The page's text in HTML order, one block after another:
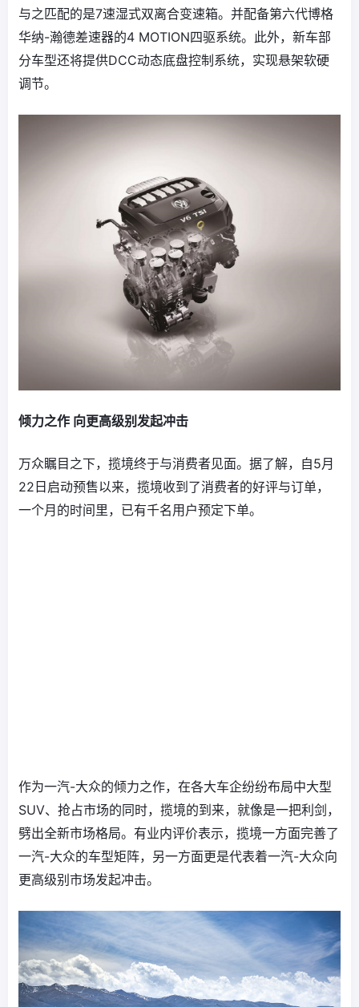
与之匹配的是7速湿式双离合变速箱。并配备第六代博格
华纳-瀚德差速器的4 MOTION四驱系统。此外，新车部
分车型还将提供DCC动态底盘控制系统，实现悬架软硬
调节。
倾力之作 向更高级别发起冲击
万众瞩目之下，揽境终于与消费者见面。据了解，自5月
22日启动预售以来，揽境收到了消费者的好评与订单，
一个月的时间里，已有千名用户预定下单。
作为一汽-大众的倾力之作，在各大车企纷纷布局中大型
SUV、抢占市场的同时，揽境的到来，就像是一把利剑，
劈出全新市场格局。有业内评价表示，揽境一方面完善了
一汽-大众的车型矩阵，另一方面更是代表着一汽-大众向
更高级别市场发起冲击。